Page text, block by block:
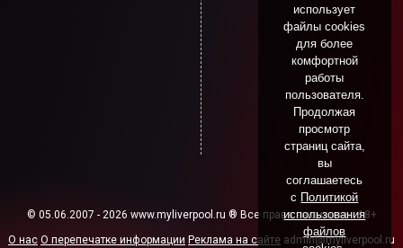
© 05.06.2007 - 2026 www.myliverpool.ru ® Все права защищены. 18+
О нас О перепечатке информации Реклама на сайте admin@myliverpool.ru
использует
файлы cookies
для более
комфортной
работы
пользователя.
Продолжая
просмотр
страниц сайта,
вы
соглашаетесь
с Политикой
использования
файлов